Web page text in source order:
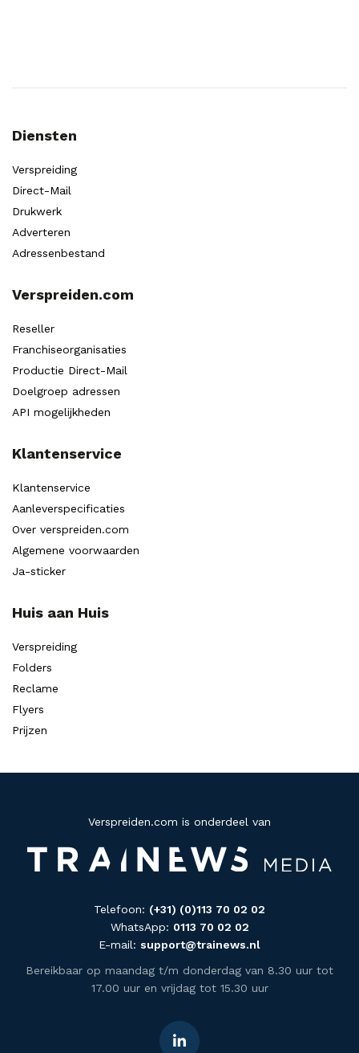
Diensten
Verspreiding
Direct-Mail
Drukwerk
Adverteren
Adressenbestand
Verspreiden.com
Reseller
Franchiseorganisaties
Productie Direct-Mail
Doelgroep adressen
API mogelijkheden
Klantenservice
Klantenservice
Aanleverspecificaties
Over verspreiden.com
Algemene voorwaarden
Ja-sticker
Huis aan Huis
Verspreiding
Folders
Reclame
Flyers
Prijzen
Verspreiden.com is onderdeel van
Telefoon: (+31) (0)113 70 02 02
WhatsApp: 0113 70 02 02
E-mail: support@trainews.nl
Bereikbaar op maandag t/m donderdag van 8.30 uur tot
17.00 uur en vrijdag tot 15.30 uur